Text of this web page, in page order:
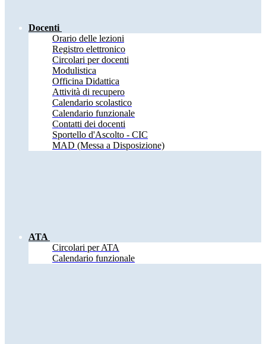
Docenti
Orario delle lezioni
Registro elettronico
Circolari per docenti
Modulistica
Officina Didattica
Attività di recupero
Calendario scolastico
Calendario funzionale
Contatti dei docenti
Sportello d'Ascolto - CIC
MAD (Messa a Disposizione)
ATA
Circolari per ATA
Calendario funzionale